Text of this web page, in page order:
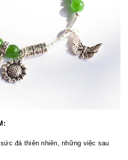
đá thiên nhiên, những việc sau